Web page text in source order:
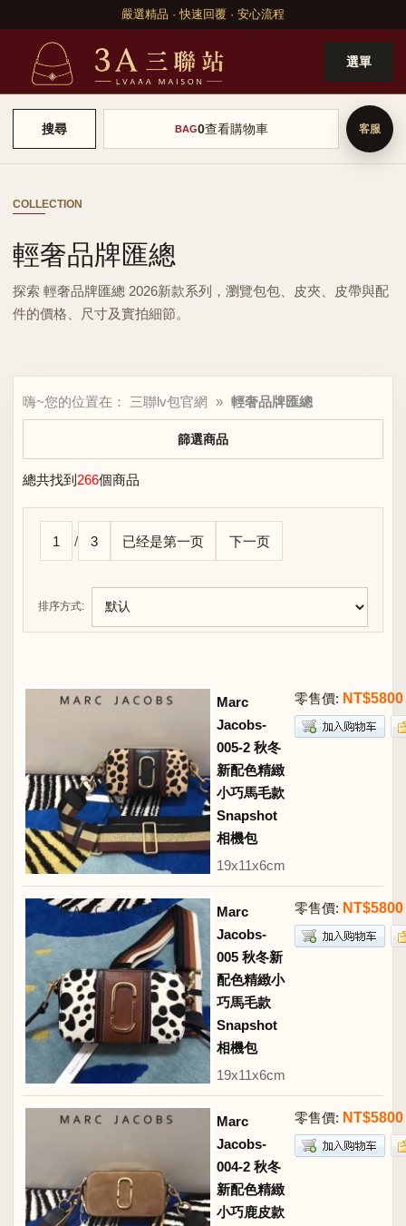
嚴選精品 · 快速回覆 · 安心流程
選單
搜尋 BAG0查看購物車
COLLECTION
輕奢品牌匯總
探索 輕奢品牌匯總 2026新款系列，瀏覽包包、皮夾、皮帶與配
件的價格、尺寸及實拍細節。
嗨~您的位置在： 三聯lv包官網 » 輕奢品牌匯總
篩選商品
總共找到 266個商品
1 / 3 已经是第一页 下一页
排序方式:
Marc
Jacobs-
005-2 秋冬
新配色精緻
小巧馬毛款
Snapshot
相機包
19x11x6cm
零售價: NT$5800
Marc
Jacobs-
005 秋冬新
配色精緻小
巧馬毛款
Snapshot
相機包
19x11x6cm
零售價: NT$5800
Marc
Jacobs-
004-2 秋冬
新配色精緻
小巧鹿皮款
零售價: NT$5800